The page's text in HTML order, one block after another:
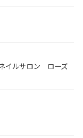
イルサロン ローズ